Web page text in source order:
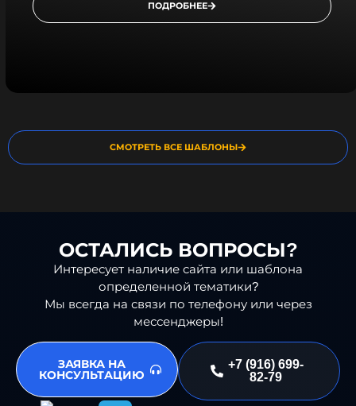
ПОДРОБНЕЕ
СМОТРЕТЬ ВСЕ ШАБЛОНЫ
ОСТАЛИСЬ ВОПРОСЫ?
Интересует наличие сайта или шаблона
определенной тематики?
Мы всегда на связи по телефону или через
мессенджеры!
ЗАЯВКА НА
КОНСУЛЬТАЦИЮ
+7 (916) 699-
82-79